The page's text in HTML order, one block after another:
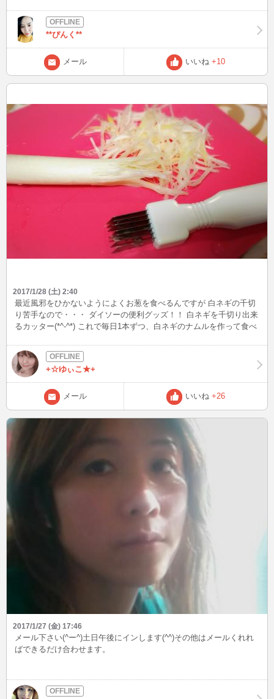
**ぴんく**
メール いいね +10
2017/1/28 (土) 2:40
最近風邪をひかないようによくお葱を食べるんですが 白ネギの千切
り苦手なので・・・ ダイソーの便利グッズ！！ 白ネギを千切り出来
るカッター(*^-^*) これで毎日1本ずつ、白ネギのナムルを作って食べ
+☆ゆぃこ★+
メール いいね +26
2017/1/27 (金) 17:46
メール下さい(^ー^)土日午後にインします(^^)その他はメールくれれ
ばできるだけ合わせます。